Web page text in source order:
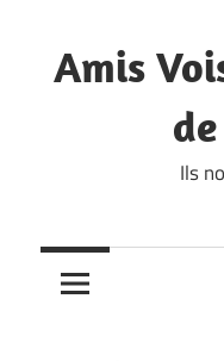
content
Amis
Ils